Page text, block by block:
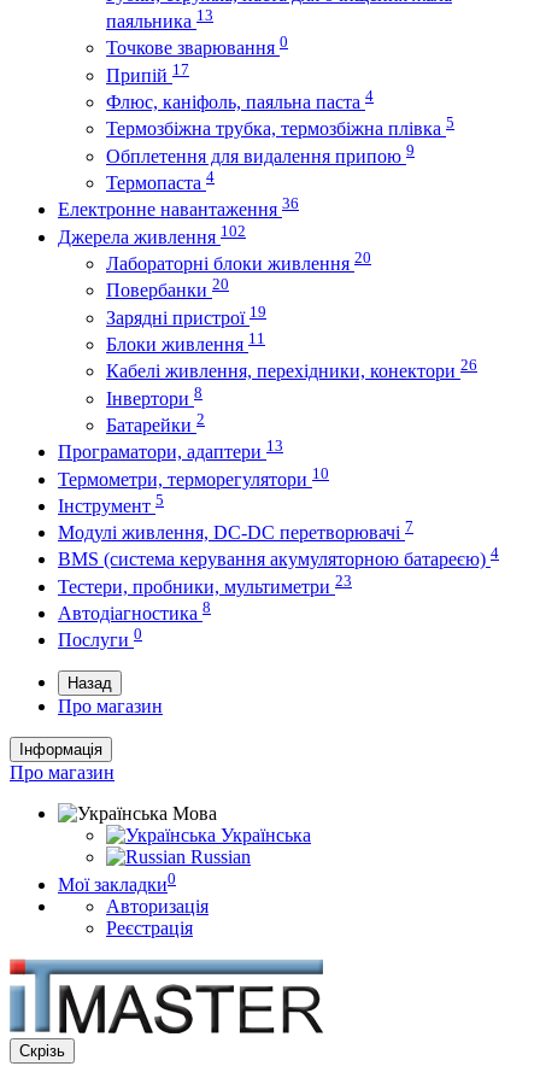
паяльника 13
Точкове зварювання 0
Припій 17
Флюс, каніфоль, паяльна паста 4
Термозбіжна трубка, термозбіжна плівка 5
Обплетення для видалення припою 9
Термопаста 4
Електронне навантаження 36
Джерела живлення 102
Лабораторні блоки живлення 20
Повербанки 20
Зарядні пристрої 19
Блоки живлення 11
Кабелі живлення, перехідники, конектори 26
Інвертори 8
Батарейки 2
Програматори, адаптери 13
Термометри, терморегулятори 10
Інструмент 5
Модулі живлення, DC-DC перетворювачі 7
BMS (система керування акумуляторною батареєю) 4
Тестери, пробники, мультиметри 23
Автодіагностика 8
Послуги 0
Назад
Про магазин
Інформація
Про магазин
Мова
Українська
Russian
Мої закладки0
Авторизація
Реєстрація
Скрізь